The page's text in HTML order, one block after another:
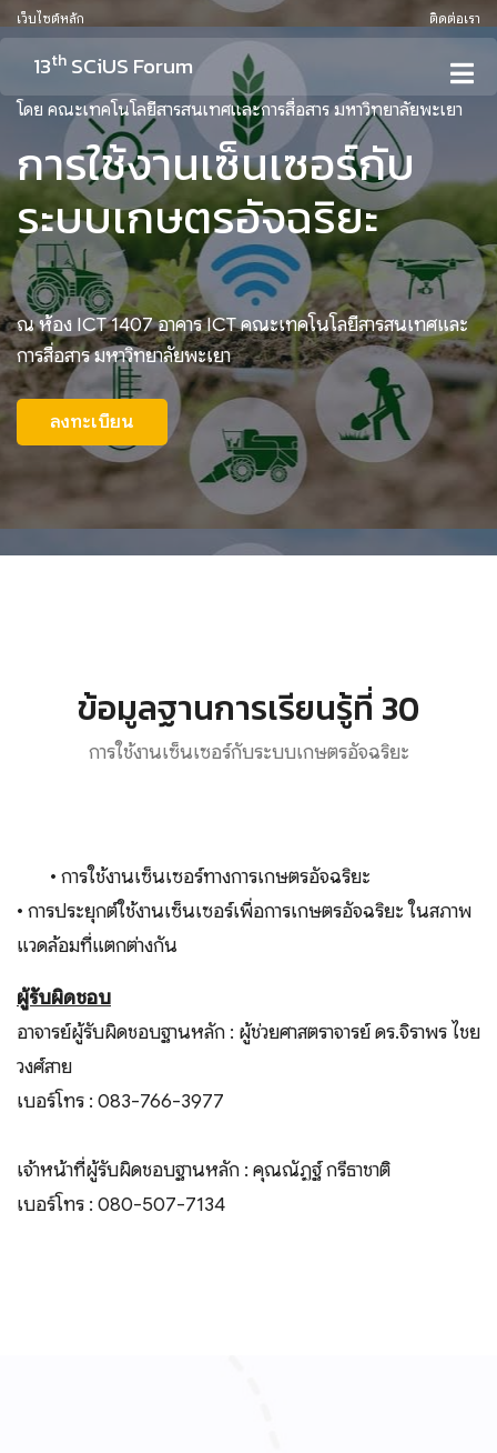
เว็บไซต์หลัก ติดต่อเรา
13th SCiUS Forum
โดย คณะเทคโนโลยีสารสนเทศและการสื่อสาร มหาวิทยาลัยพะเยา
การใช้งานเซ็นเซอร์กับ
ระบบเกษตรอัจฉริยะ
ณ ห้อง ICT 1407 อาคาร ICT คณะเทคโนโลยีสารสนเทศและ
การสื่อสาร มหาวิทยาลัยพะเยา
ลงทะเบียน
ข้อมูลฐานการเรียนรู้ที่ 30
การใช้งานเซ็นเซอร์กับระบบเกษตรอัจฉริยะ
• การใช้งานเซ็นเซอร์ทางการเกษตรอัจฉริยะ
• การประยุกต์ใช้งานเซ็นเซอร์เพื่อการเกษตรอัจฉริยะ ในสภาพ
แวดล้อมที่แตกต่างกัน
ผู้รับผิดชอบ
อาจารย์ผู้รับผิดชอบฐานหลัก : ผู้ช่วยศาสตราจารย์ ดร.จิราพร ไชย
วงศ์สาย
เบอร์โทร : 083-766-3977
เจ้าหน้าที่ผู้รับผิดชอบฐานหลัก : คุณณัฏฐ์ กรีธาชาติ
เบอร์โทร : 080-507-7134